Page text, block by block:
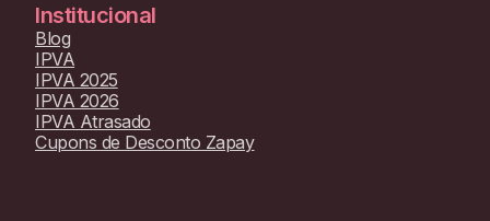
Institucional
Blog
IPVA
IPVA 2025
IPVA 2026
IPVA Atrasado
Cupons de Desconto Zapay